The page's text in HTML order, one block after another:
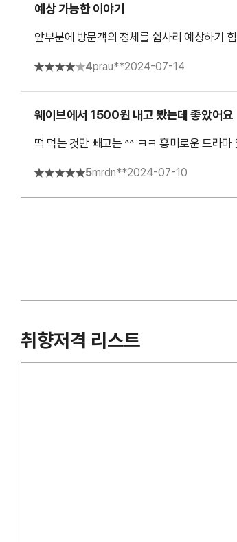
예상 가능한 이야기
앞부분에 방문객의 정체를 쉽사리 예상하기
4prau**2024-07-14
웨이브에서 1500원 내고 봤는데 좋았어요
떡 먹는 것만 빼고는 ^^ ㅋㅋ 흥미로운 드라
5mrdn**2024-07-10
취향저격 리스트